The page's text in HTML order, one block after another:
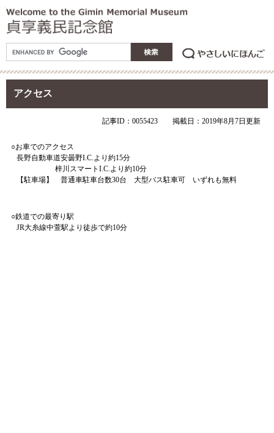
アクセス
記事ID：0055423 掲載日：2019年8月7日更新
○お車でのアクセス
長野自動車道安曇野I.C.より約15分
梓川スマートI.C.より約10分
【駐車場】 普通車駐車台数30台 大型バス駐車可 いずれも無料
○鉄道での最寄り駅
JR大糸線中萱駅より徒歩で約10分